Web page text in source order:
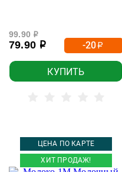
99.90 р
79.90 р -20р
КУПИТЬ
ЦЕНА ПО КАРТЕ
ХИТ ПРОДАЖ!